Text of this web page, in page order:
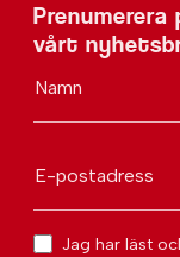
Prenumerera
vårt
Namn
E-postadress
Jag har läst